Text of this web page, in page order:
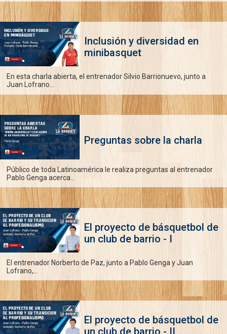
Inclusión y diversidad en
minibasquet
En esta charla abierta, el entrenador Silvio Barrionuevo, junto a
Juan Lofrano...
Preguntas sobre la charla
Público de toda Latinoamérica le realiza preguntas al entrenador
Pablo Genga acerca...
El proyecto de básquetbol de
un club de barrio - I
El entrenador Norberto de Paz, junto a Pablo Genga y Juan
Lofrano,...
El proyecto de básquetbol de